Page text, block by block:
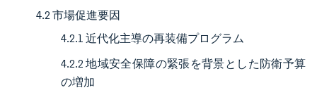
4.2 市場促進要因
4.2.1 近代化主導の再装備プログラム
4.2.2 地域安全保障の緊張を背景とした防衛予算
の増加